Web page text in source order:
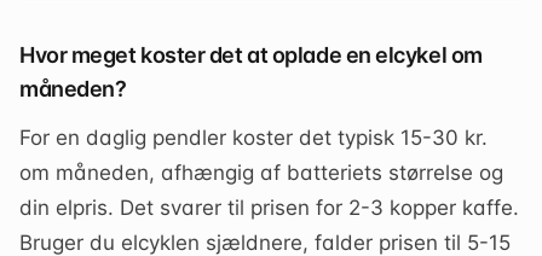
Hvor meget koster det at oplade en elcykel om
måneden?
For en daglig pendler koster det typisk 15-30 kr.
om måneden, afhængig af batteriets størrelse og
din elpris. Det svarer til prisen for 2-3 kopper kaffe.
Bruger du elcyklen sjældnere, falder prisen til 5-15